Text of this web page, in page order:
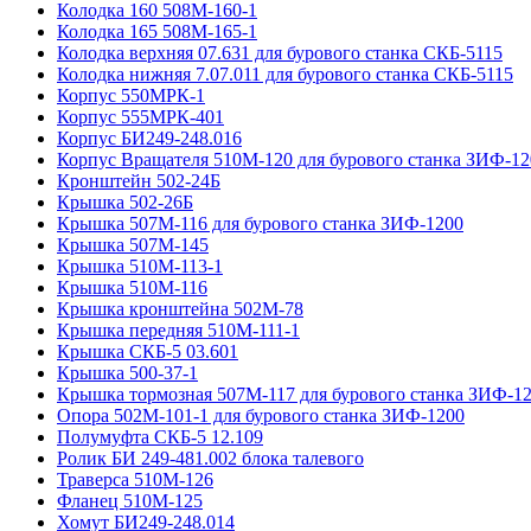
Колодка 160 508М-160-1
Колодка 165 508М-165-1
Колодка верхняя 07.631 для бурового станка СКБ-5115
Колодка нижняя 7.07.011 для бурового станка СКБ-5115
Корпус 550МРК-1
Корпус 555МРК-401
Корпус БИ249-248.016
Корпус Вращателя 510М-120 для бурового станка ЗИФ-
Кронштейн 502-24Б
Крышка 502-26Б
Крышка 507М-116 для бурового станка ЗИФ-1200
Крышка 507М-145
Крышка 510М-113-1
Крышка 510М-116
Крышка кронштейна 502М-78
Крышка передняя 510М-111-1
Крышка СКБ-5 03.601
Крышка 500-37-1
Крышка тормозная 507М-117 для бурового станка ЗИФ-
Опора 502М-101-1 для бурового станка ЗИФ-1200
Полумуфта CКБ-5 12.109
Ролик БИ 249-481.002 блока талевого
Траверса 510М-126
Фланец 510М-125
Хомут БИ249-248.014